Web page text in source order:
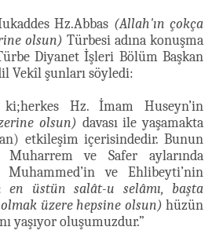
Hz.Abbas (Allah'ın çokça
olsun) Türbesi adına konuşma
Diyanet İşleri Bölüm Başkan
Vekîl şunları söyledi:
Hz. İmam Huseyn’in
olsun) davası ile yaşamakta
etkileşim içerisindedir. Bunun
ve Safer aylarında
Muhammed’in ve Ehlibeyti’nin
en üstün salât-u selâmı, başta
üzere hepsine olsun) hüzün
yaşıyor oluşumuzdur.”